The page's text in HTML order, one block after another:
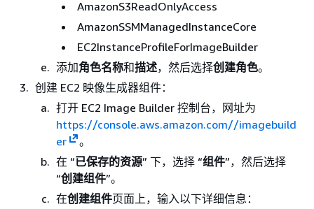
AmazonS3ReadOnlyAccess
AmazonSSMManagedInstanceCore
EC2InstanceProfileForImageBuilder
添加角色名称和描述，然后选择创建角色。
创建 EC2 映像生成器组件：
打开 EC2 Image Builder 控制台，网址为
https://console.aws.amazon.com//imagebuild
er
。
在 “已保存的资源” 下，选择 “组件”，然后选择
“创建组件”。
在创建组件页面上，输入以下详细信息：